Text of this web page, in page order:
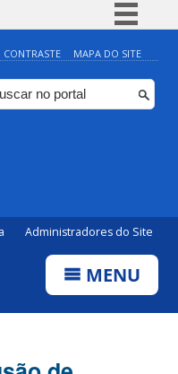
Simplifique!
Comunica BR
Participe
CONTRASTE MAPA DO SITE
Administradores do Site
MENU